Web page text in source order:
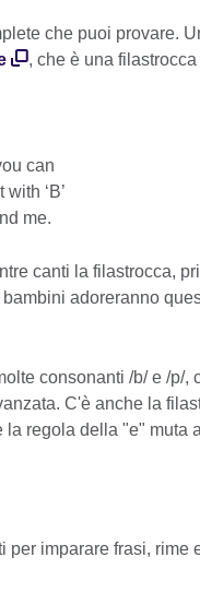
che puoi provare.
, che è una
can
‘B’
me.
canti la filastrocca,
adoreranno
consonanti /b/ e /p/
C'è anche la
la regola della "e" muta
per imparare frasi,